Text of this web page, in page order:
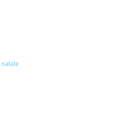
natale